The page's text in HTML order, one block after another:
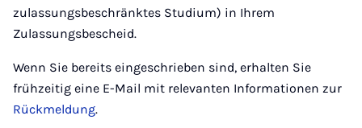
zulassungsbeschränktes Studium) in Ihrem
Zulassungsbescheid.
Wenn Sie bereits eingeschrieben sind, erhalten Sie
frühzeitig eine E-Mail mit relevanten Informationen zur
Rückmeldung.